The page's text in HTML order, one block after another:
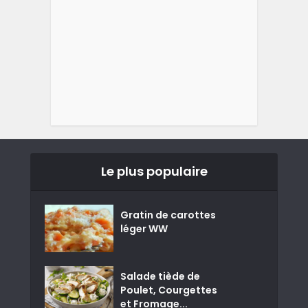
Le plus populaire
Gratin de carottes
léger WW
Salade tiède de
Poulet, Courgettes
et Fromage...